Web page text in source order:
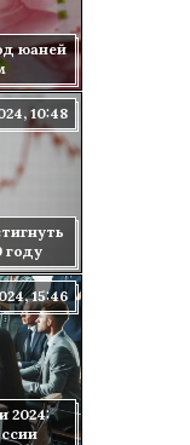
юаней
году
10:48
2024:
15:46